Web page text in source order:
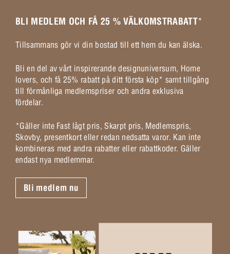
BLI MEDLEM OCH FÅ 25 % VÄLKOMSTRABATT*
Tillsammans gör vi din bostad till ett hem du kan älska.
Bli en del av vårt inspirerande designuniversum, Home
lovers, och få 25% rabatt på ditt första köp* samt tillgång
till förmånliga medlemspriser och andra exklusiva
fördelar.
*Gäller inte Fast lågt pris, Skarpt pris, Medlemspris,
Skovby, presentkort eller redan nedsatta varor. Kan inte
kombineras med andra rabatter eller rabattkoder. Gäller
endast nya medlemmar.
Bli medlem nu